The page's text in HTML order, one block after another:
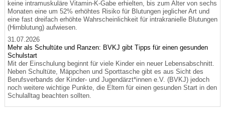
keine intramuskuläre Vitamin-K-Gabe erhielten, bis zum Alter von sechs
Monaten eine um 52% erhöhtes Risiko für Blutungen jeglicher Art und
eine fast dreifach erhöhte Wahrscheinlichkeit für intrakranielle Blutungen
(Hirnblutung) aufwiesen.
31.07.2026
Mehr als Schultüte und Ranzen: BVKJ gibt Tipps für einen gesunden
Schulstart
Mit der Einschulung beginnt für viele Kinder ein neuer Lebensabschnitt.
Neben Schultüte, Mäppchen und Sporttasche gibt es aus Sicht des
Berufsverbands der Kinder- und Jugendärzt*innen e.V. (BVKJ) jedoch
noch weitere wichtige Punkte, die Eltern für einen gesunden Start in den
Schulalltag beachten sollten.